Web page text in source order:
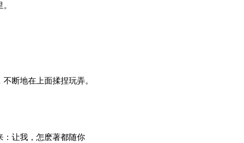
断地在上面揉捏玩弄。
：让我，怎麽著都随你